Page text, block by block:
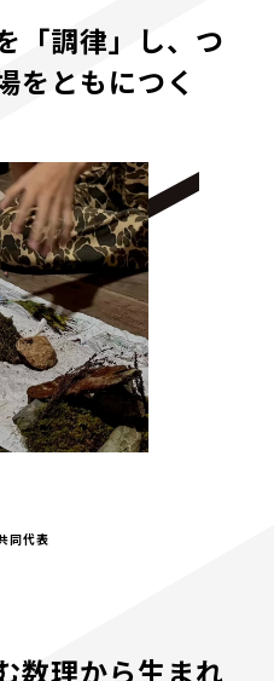
「調律」し、つ
をともにつく
代表
数理から生まれ